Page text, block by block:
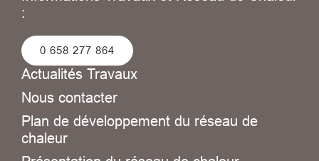
:
0 658 277 864
Actualités Travaux
Nous contacter
Plan de développement du réseau de
chaleur